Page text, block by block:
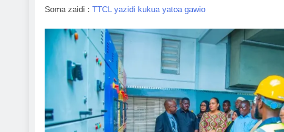
Soma zaidi : TTCL yazidi kukua yatoa gawio